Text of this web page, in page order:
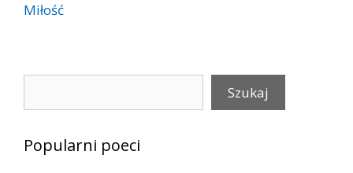
Miłość
Szukaj
Popularni poeci